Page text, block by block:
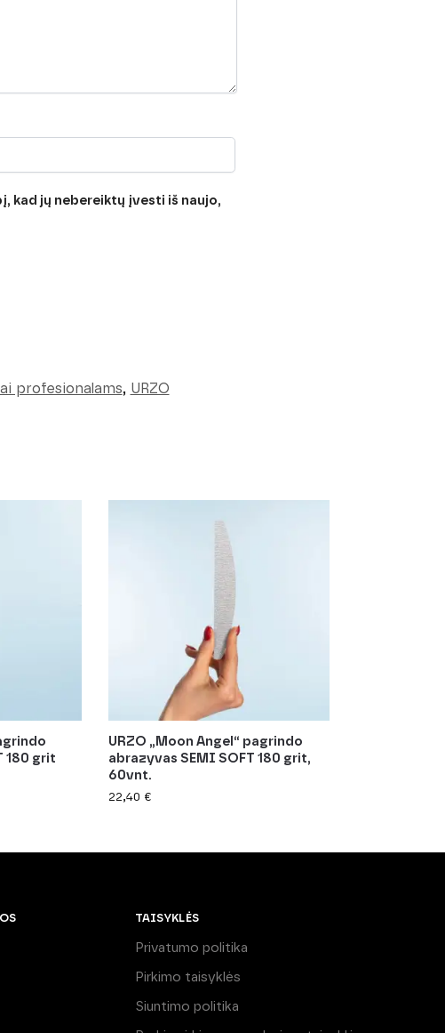
kad jų nebereiktų įvesti iš naujo,
profesionalams, URZO
180 grit
URZO „Moon Angel“ pagrindo
abrazyvas SEMI SOFT 180 grit,
60vnt.
22,40 €
TAISYKLĖS
Privatumo politika
Pirkimo taisyklės
Siuntimo politika